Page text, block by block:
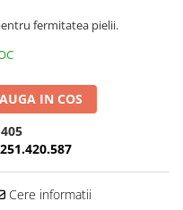
fermitatea pielii.
IN COS
405
Cere informatii